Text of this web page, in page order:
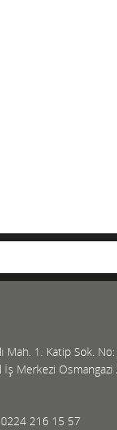
Mah. 1. Katip Sok.
İş Merkezi Osmangazi
0224 216 15 57